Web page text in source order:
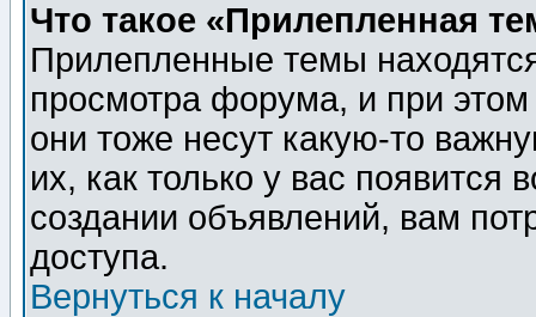
Что такое «Прилепленная
Прилепленные темы
просмотра форума, и при
они тоже несут какую-то
их, как только у вас появится
создании объявлений, вам
доступа.
Вернуться к началу